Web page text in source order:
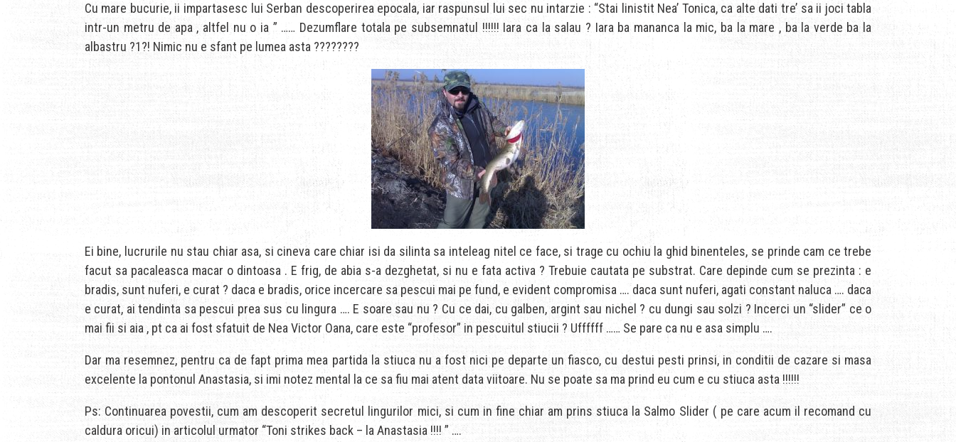
Cu mare bucurie, ii impartasesc lui Serban descoperirea epocala, iar raspunsul lui sec nu intarzie : “Stai linistit Nea’ Tonica, ca alte dati tre’ sa ii joci tabla
intr-un metru de apa , altfel nu o ia ” …… Dezumflare totala pe subsemnatul !!!!!! Iara ca la salau ? Iara ba mananca la mic, ba la mare , ba la verde ba la
albastru ?1?! Nimic nu e sfant pe lumea asta ????????
Ei bine, lucrurile nu stau chiar asa, si cineva care chiar isi da silinta sa inteleag nitel ce face, si trage cu ochiu la ghid binenteles, se prinde cam ce trebe
facut sa pacaleasca macar o dintoasa . E frig, de abia s-a dezghetat, si nu e fata activa ? Trebuie cautata pe substrat. Care depinde cum se prezinta : e
bradis, sunt nuferi, e curat ? daca e bradis, orice incercare sa pescui mai pe fund, e evident compromisa …. daca sunt nuferi, agati constant naluca …. daca
e curat, ai tendinta sa pescui prea sus cu lingura …. E soare sau nu ? Cu ce dai, cu galben, argint sau nichel ? cu dungi sau solzi ? Incerci un “slider” ce o
mai fii si aia , pt ca ai fost sfatuit de Nea Victor Oana, care este “profesor” in pescuitul stiucii ? Uffffff …… Se pare ca nu e asa simplu ….
Dar ma resemnez, pentru ca de fapt prima mea partida la stiuca nu a fost nici pe departe un fiasco, cu destui pesti prinsi, in conditii de cazare si masa
excelente la pontonul Anastasia, si imi notez mental la ce sa fiu mai atent data viitoare. Nu se poate sa ma prind eu cum e cu stiuca asta !!!!!!
Ps: Continuarea povestii, cum am descoperit secretul lingurilor mici, si cum in fine chiar am prins stiuca la Salmo Slider ( pe care acum il recomand cu
caldura oricui) in articolul urmator “Toni strikes back – la Anastasia !!!! ” ….